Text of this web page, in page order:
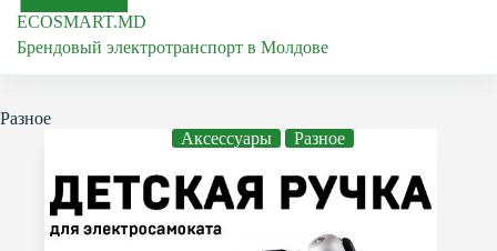
ECOSMART.MD
Брендовый электротранспорт в Молдове
Разное
Аксессуары
Разное